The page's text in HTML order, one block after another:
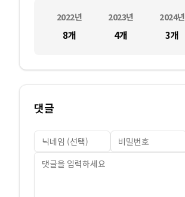
2022년 2023년 2024년
8개 4개 3개
댓글